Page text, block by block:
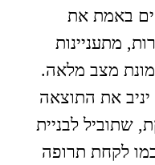
באמת את
מתעניינות
מצב מלאה.
יניב את התוצאה
שתוביל לבניית
לקחת תרופה